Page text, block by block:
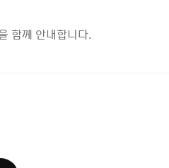
함께 안내합니다.